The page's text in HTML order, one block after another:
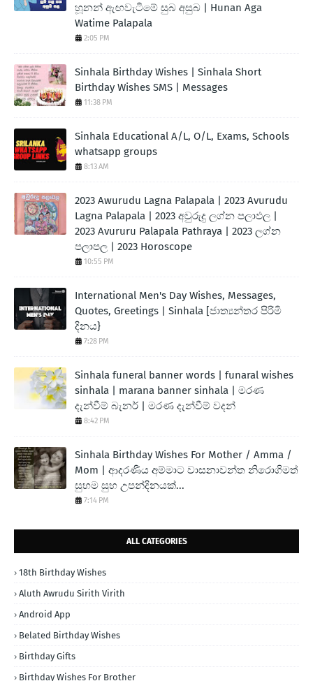
හූනන් ඇඟවැටීමේ සුබ අසුබ | Hunan Aga
Watime Palapala
2:05 PM
Sinhala Birthday Wishes | Sinhala Short
Birthday Wishes SMS | Messages
11:38 PM
Sinhala Educational A/L, O/L, Exams, Schools
whatsapp groups
8:13 AM
2023 Awurudu Lagna Palapala | 2023 Avurudu
Lagna Palapala | 2023 අවුරුදු ලග්න පලාඵල |
2023 Avururu Palapala Pathraya | 2023 ලග්න
පලාපල | 2023 Horoscope
10:55 PM
International Men's Day Wishes, Messages,
Quotes, Greetings | Sinhala [ජාත්‍යන්තර පිරිමි
දිනය}
7:28 PM
Sinhala funeral banner words | funaral wishes
sinhala | marana banner sinhala | මරණ
දැන්වීම් බැනර් | මරණ දැන්වීම් වදන්
8:42 PM
Sinhala Birthday Wishes For Mother / Amma /
Mom | ආදරණිය අම්මාට වාසනාවන්ත නිරොගිමත්
සුභම සුභ උපන්දිනයක්...
7:14 PM
ALL CATEGORIES
18th Birthday Wishes
Aluth Awrudu Sirith Virith
Android App
Belated Birthday Wishes
Birthday Gifts
Birthday Wishes For Brother